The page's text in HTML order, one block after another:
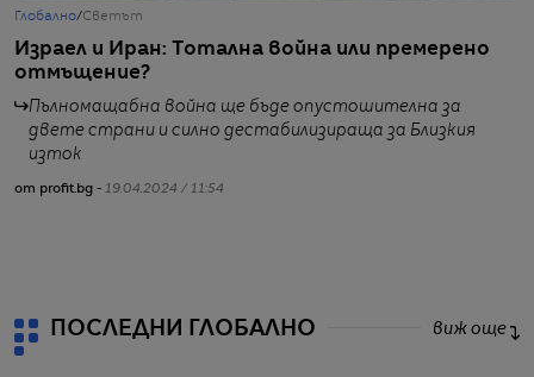
Глобално/Светът
Израел и Иран: Тотална война или премерено
отмъщение?
Пълномащабна война ще бъде опустошителна за
двете страни и силно дестабилизираща за Близкия
изток
от profit.bg - 19.04.2024 / 11:54
ПОСЛЕДНИ ГЛОБАЛНО виж още